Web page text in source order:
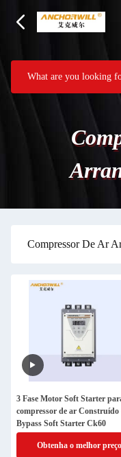
Compressor De Ar
3 Fase Motor Soft Starter
compressor de ar Construído
Bypass Soft Starter Ck60
Obtenha o melhor preço